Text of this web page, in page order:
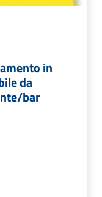
in
da
bar